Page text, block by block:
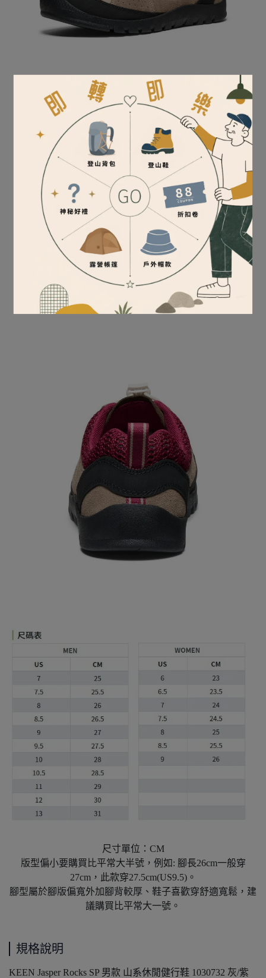
尺寸單位：CM
版型偏小要購買比平常大半號，例如: 腳長26cm一般穿
27cm，此款穿27.5cm(US9.5)。
腳型屬於腳版偏寬外加腳背較厚、鞋子喜歡穿舒適寬鬆，建
議購買比平常大一號。
規格說明
KEEN Jasper Rocks SP 男款 山系休閒健行鞋 1030732 灰/紫